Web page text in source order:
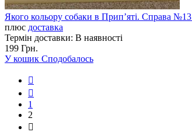
Якого кольору собаки в Прип’яті. Справа №13
плюс доставка
Термін доставки: В наявності
199 Грн.
У кошик Сподобалось
1
2